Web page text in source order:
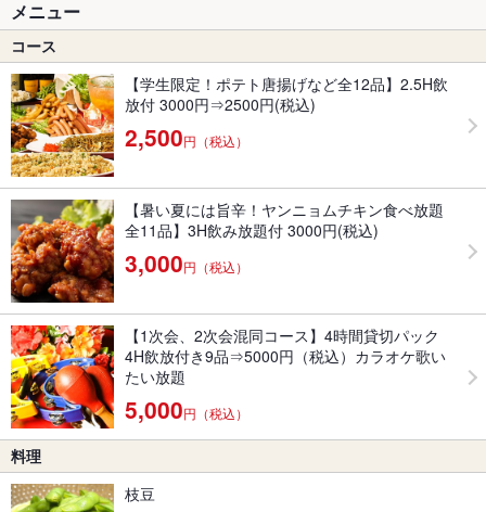
メニュー
コース
【学生限定！ポテト唐揚げなど全12品】2.5H飲
放付 3000円⇒2500円(税込)
2,500円（税込）
【暑い夏には旨辛！ヤンニョムチキン食べ放題
全11品】3H飲み放題付 3000円(税込)
3,000円（税込）
【1次会、2次会混同コース】4時間貸切パック
4H飲放付き9品⇒5000円（税込）カラオケ歌い
たい放題
5,000円（税込）
料理
枝豆